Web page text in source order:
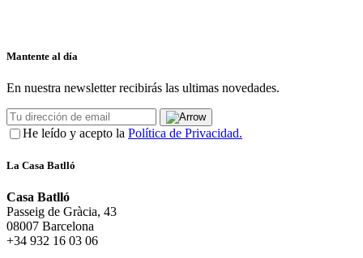
Mantente al día
En nuestra newsletter recibirás las ultimas novedades.
He leído y acepto la Política de Privacidad.
La Casa Batlló
Casa Batlló
Passeig de Gràcia, 43
08007 Barcelona
+34 932 16 03 06